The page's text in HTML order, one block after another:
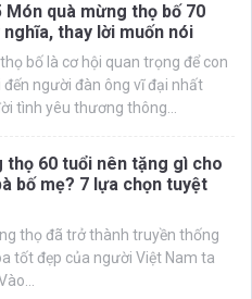
Món quà mừng thọ bố 70
nghĩa, thay lời muốn nói
bố là cơ hội quan trọng để con
đến người đàn ông vĩ đại nhất
tình yêu thương thông...
thọ 60 tuổi nên tặng gì cho
bố mẹ? 7 lựa chọn tuyệt
thọ đã trở thành truyền thống
tốt đẹp của người Việt Nam ta